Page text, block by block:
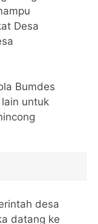
Desa
Bumdes
untuk
desa
datang ke